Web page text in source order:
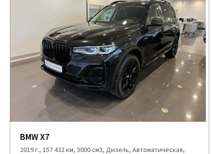
BMW X7
2019 г., 157 432 км, 3000 см3, Дизель, Автоматическая,